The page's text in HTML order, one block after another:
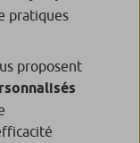
pratiques
proposent